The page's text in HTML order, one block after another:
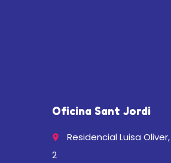
Oficina Sant Jordi
place
Residencial Luisa Oliver,
2